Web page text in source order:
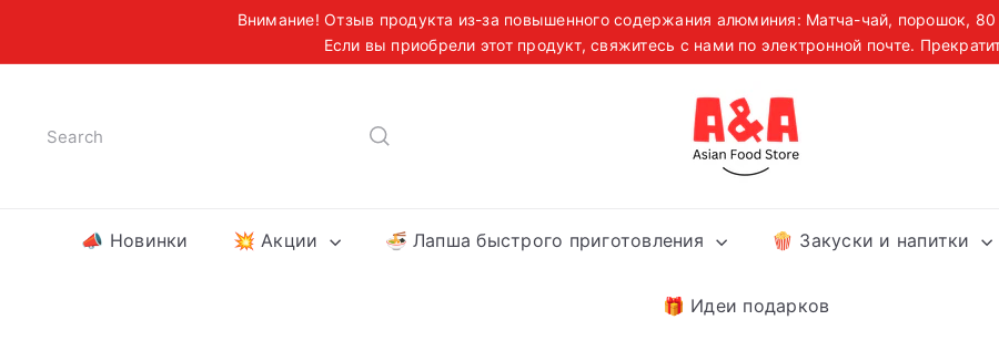
skaidrių
demonstraciją
Внимание! Отзыв продукта из-за повышенного содержания алюминия: Матча-чай, порошок, 80
Если вы приобрели этот продукт, свяжитесь с нами по электронной почте.
Бесплатная доставка заказов от 39 € по Эстонии, Латвии и
Search
A
&
A
n
📣 Новинки 💥 Акции 🍜 Лапша быстрого приготовления 🍿 Закуски и напитки
🎁 Идеи подарков